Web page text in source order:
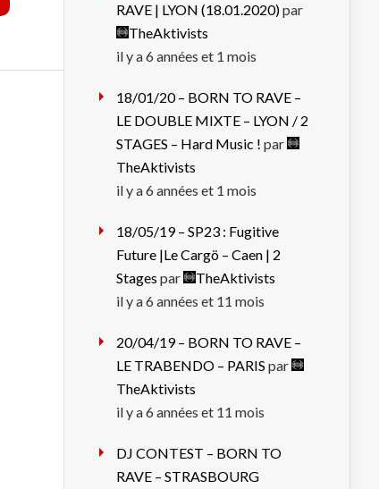
RAVE | LYON (18.01.2020)par
TheAktivists
il y a 6 années et 1 mois
18/01/20 – BORN TO RAVE –
LE DOUBLE MIXTE – LYON / 2
STAGES – Hard Music ! par
TheAktivists
il y a 6 années et 1 mois
18/05/19 – SP23 : Fugitive
Future |Le Cargö – Caen | 2
Stages par
TheAktivists
il y a 6 années et 11 mois
20/04/19 – BORN TO RAVE –
LE TRABENDO – PARIS par
TheAktivists
il y a 6 années et 11 mois
DJ CONTEST – BORN TO
RAVE – STRASBOURG